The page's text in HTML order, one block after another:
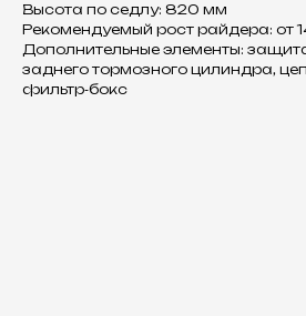
Высота по седлу: 820 мм
Рекомендуемый рост райдера: от
Дополнительные элементы:
заднего тормозного цилиндра,
фильтр‑бокс